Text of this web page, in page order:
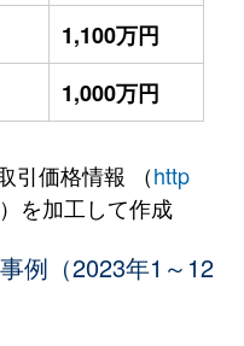
1,100万円
1,000万円
引価格情報 （http
を加工して作成
例（2023年1～12